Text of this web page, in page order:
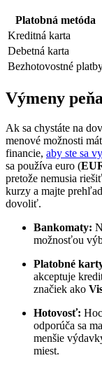
Platobná metóda
Kreditná karta
Debetná karta
Bezhotovostné
Výmeny
Ak sa chystáte na
menové možnosti
financie, aby ste sa
sa používa euro (
pretože nemusia
kurzy a majte
dovoliť.
Bankomaty:
možnosťou
Platobné
akceptuje
značiek ako
Hotovosť:
odporúča sa
menšie
miest.